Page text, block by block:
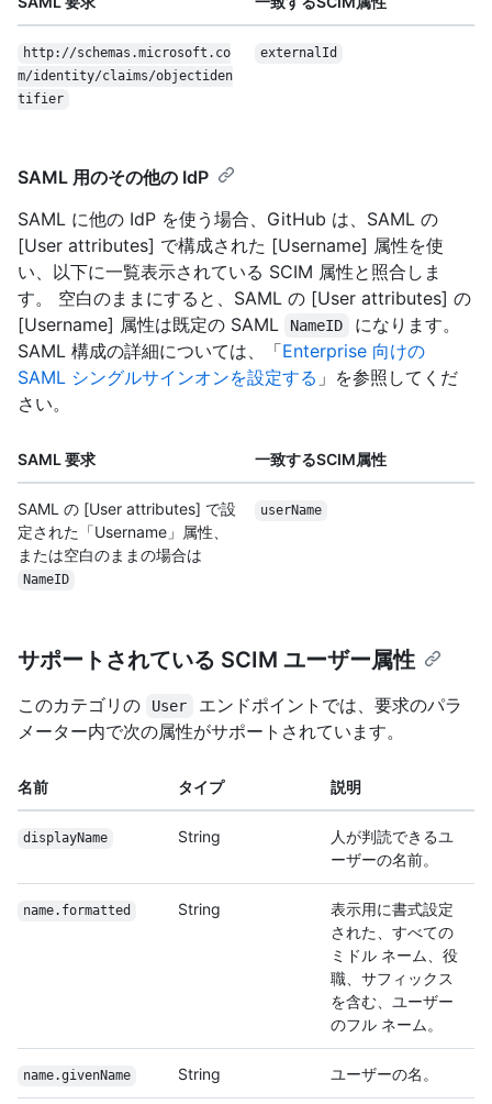
http://schemas.microsoft.co
m/identity/claims/objectiden
tifier
externalId
SAML 用のその他の IdP
SAML に他の IdP を使う場合、GitHub は、SAML の
[User attributes] で構成された [Username] 属性を使
い、以下に一覧表示されている SCIM 属性と照合しま
す。 空白のままにすると、SAML の [User attributes] の
[Username] 属性は既定の SAML
NameID
になります。
SAML 構成の詳細については、「Enterprise 向けの
SAML シングルサインオンを設定する 」を参照してくだ
さい。
SAML 要求 一致するSCIM属性
SAML の [User attributes] で設
定された「Username」属性、
または空白のままの場合は
NameID
userName
サポートされている SCIM ユーザー属性
このカテゴリの User
エンドポイントでは、要求のパラ
メーター内で次の属性がサポートされています。
名前 タイプ 説明
displayName String
人が判読できるユ
ーザーの名前。
name.formatted String
表示用に書式設定
された、すべての
ミドル ネーム、役
職、サフィックス
を含む、ユーザー
のフル ネーム。
name.givenName String ユーザーの名。